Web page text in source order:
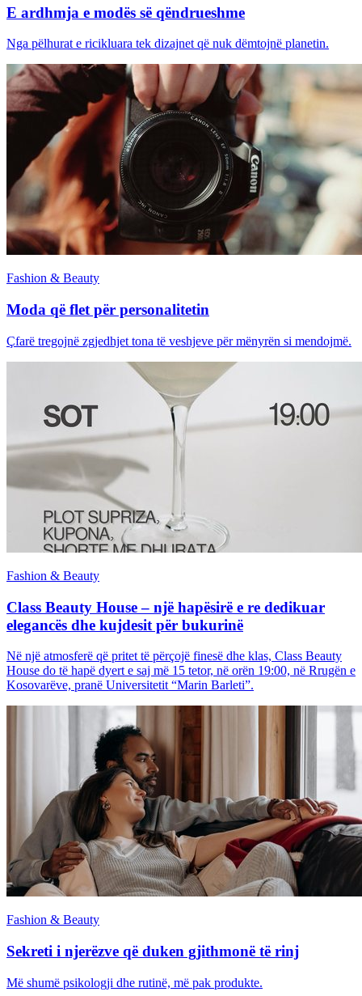
E ardhmja e modës së qëndrueshme
Nga pëlhurat e ricikluara tek dizajnet që nuk dëmtojnë planetin.
Fashion & Beauty
Moda që flet për personalitetin
Çfarë tregojnë zgjedhjet tona të veshjeve për mënyrën si mendojmë.
Fashion & Beauty
Class Beauty House – një hapësirë e re dedikuar
elegancës dhe kujdesit për bukurinë
Në një atmosferë që pritet të përçojë finesë dhe klas, Class Beauty
House do të hapë dyert e saj më 15 tetor, në orën 19:00, në Rrugën e
Kosovarëve, pranë Universitetit “Marin Barleti”.
Fashion & Beauty
Sekreti i njerëzve që duken gjithmonë të rinj
Më shumë psikologji dhe rutinë, më pak produkte.